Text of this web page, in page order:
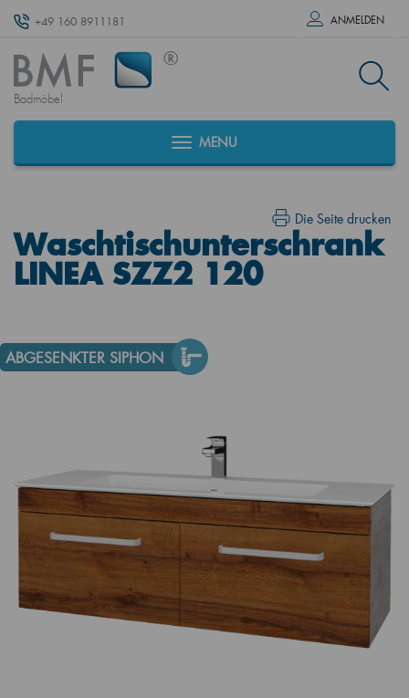
+49 160 8911181 ANMELDEN
Badmöbel
MENU
Die Seite drucken
Waschtischunterschrank
LINEA SZZ2 120
ABGESENKTER SIPHON